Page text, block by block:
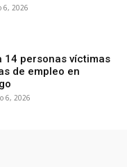
6, 2026
14 personas víctimas
de empleo en
6, 2026